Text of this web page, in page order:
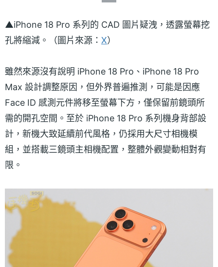
▲iPhone 18 Pro 系列的 CAD 圖片疑洩，透露螢幕挖
孔將縮減。（圖片來源： X）
雖然來源沒有說明 iPhone 18 Pro、iPhone 18 Pro
Max 設計調整原因，但外界普遍推測，可能是因應
Face ID 感測元件將移至螢幕下方，僅保留前鏡頭所
需的開孔空間。至於 iPhone 18 Pro 系列機身背部設
計，新機大致延續前代風格，仍採用大尺寸相機模
組，並搭載三鏡頭主相機配置，整體外觀變動相對有
限。